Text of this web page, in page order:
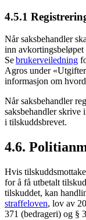
4.5.1
Når saksbehandler
inn
Sebrukerveiledning
Agros under
informasjon om
Når saksbehandler
saksbehandler
i tilskuddsbrevet.
4.6.
Hvis
for å få utbetalt
tilskuddet, kan
straffeloven, lov av
371 (bedrageri) og §